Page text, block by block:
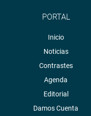
PORTAL
Inicio
Noticias
Contrastes
Agenda
Editorial
Damos Cuenta